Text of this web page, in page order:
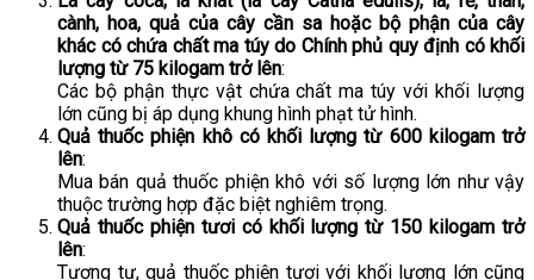
cành, hoa, quả của cây cần sa hoặc bộ phận của cây
khác có chứa chất ma túy do Chính phủ quy định có khối
lượng từ 75 kilogam trở lên:
Các bộ phận thực vật chứa chất ma túy với khối lượng
lớn cũng bị áp dụng khung hình phạt tử hình.
Quả thuốc phiện khô có khối lượng từ 600 kilogam trở
lên:
Mua bán quả thuốc phiện khô với số lượng lớn như vậy
thuộc trường hợp đặc biệt nghiêm trọng.
Quả thuốc phiện tươi có khối lượng từ 150 kilogam trở
lên:
Tương tự, quả thuốc phiện tươi với khối lượng lớn cũng